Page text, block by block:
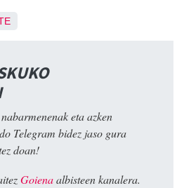
eta azken
Telegram bidez jaso gura
doan!
Goienaalbisteen kanalera.